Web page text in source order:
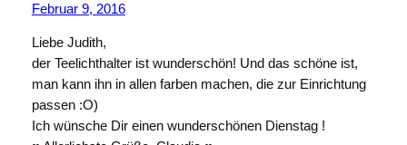
Februar 9, 2016
Liebe Judith,
der Teelichthalter ist wunderschön! Und das schöne ist,
man kann ihn in allen farben machen, die zur Einrichtung
passen :O)
Ich wünsche Dir einen wunderschönen Dienstag !